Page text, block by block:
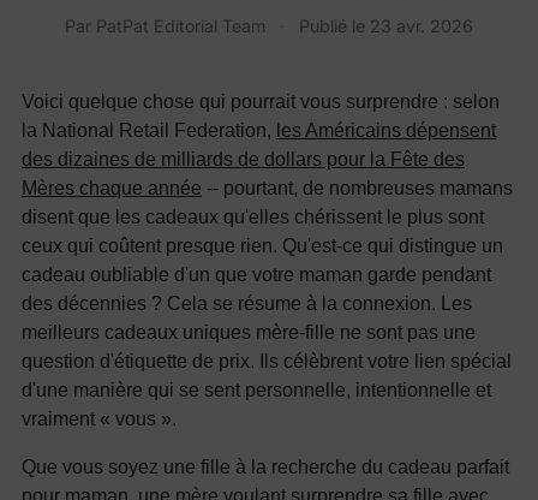
Par PatPat Editorial Team Publié le 23 avr. 2026
Voici quelque chose qui pourrait vous surprendre : selon
la National Retail Federation, les Américains dépensent
des dizaines de milliards de dollars pour la Fête des
Mères chaque année -- pourtant, de nombreuses mamans
disent que les cadeaux qu'elles chérissent le plus sont
ceux qui coûtent presque rien. Qu'est-ce qui distingue un
cadeau oubliable d'un que votre maman garde pendant
des décennies ? Cela se résume à la connexion. Les
meilleurs cadeaux uniques mère-fille ne sont pas une
question d'étiquette de prix. Ils célèbrent votre lien spécial
d'une manière qui se sent personnelle, intentionnelle et
vraiment « vous ».
Que vous soyez une fille à la recherche du cadeau parfait
pour maman, une mère voulant surprendre sa fille avec